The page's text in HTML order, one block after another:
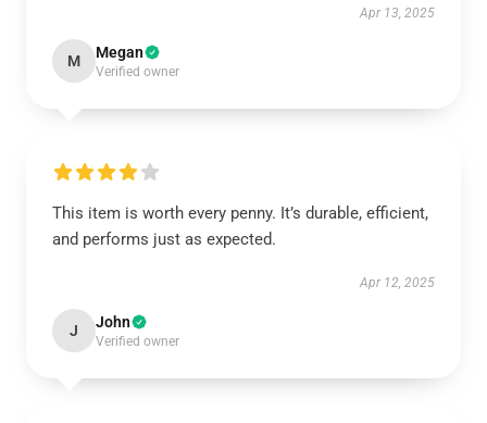
Apr 13, 2025
M Megan
Verified owner
This item is worth every penny. It’s durable, efficient,
and performs just as expected.
Apr 12, 2025
J John
Verified owner